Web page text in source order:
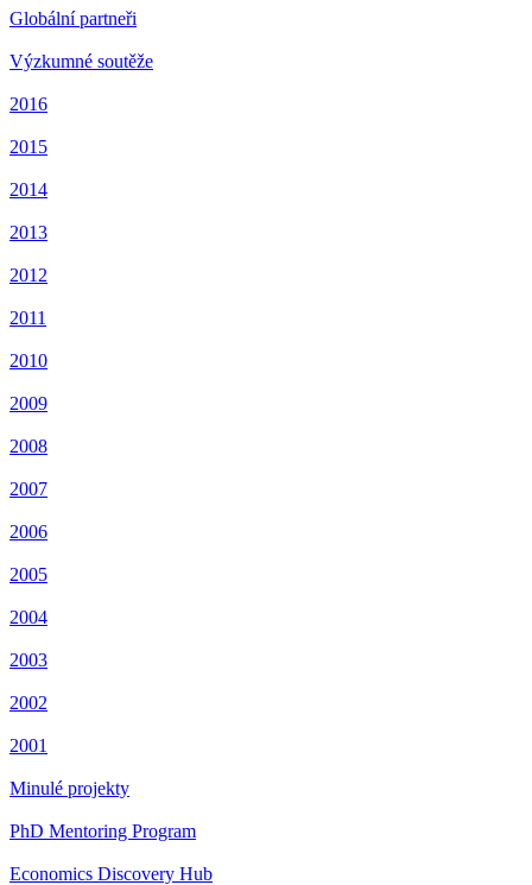
Globální partneři
Výzkumné soutěže
2016
2015
2014
2013
2012
2011
2010
2009
2008
2007
2006
2005
2004
2003
2002
2001
Minulé projekty
PhD Mentoring Program
Economics Discovery Hub